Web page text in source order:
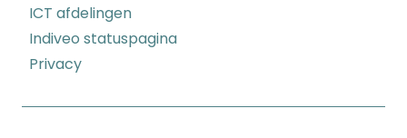
ICT afdelingen
Indiveo statuspagina
Privacy